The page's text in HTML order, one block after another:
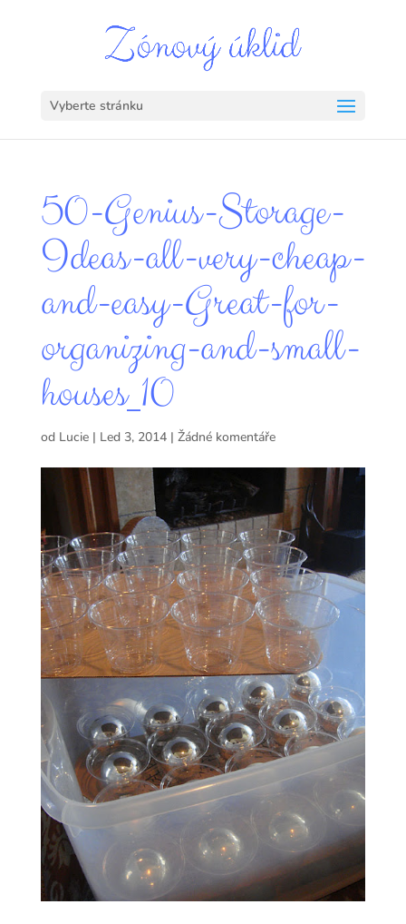
Vyberte stránku
50-Genius-Storage-
Ideas-all-very-cheap-
and-easy-Great-for-
organizing-and-small-
houses_10
od Lucie| Led 3, 2014| Žádné komentáře